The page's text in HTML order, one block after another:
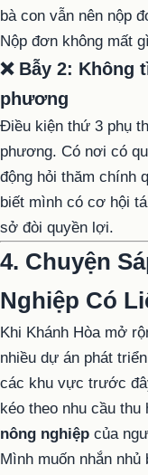
bà con vẫn nên nộp
Nộp đơn không mất
❌ Bẫy 2: Không
phương
Điều kiện thứ 3 phụ
phương. Có nơi có
động hỏi thăm chính
biết mình có cơ hội
sở đòi quyền lợi.
4. Chuyện
Nghiệp Có
Khi Khánh Hòa mở
nhiều dự án phát
các khu vực trước
kéo theo nhu cầu
nông nghiệp của
Mình muốn nhắn